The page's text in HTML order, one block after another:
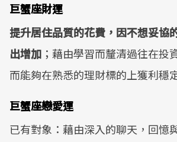
巨蟹座財運
提升居住品質的花費，因不想妥協
出增加 ；藉由學習而釐清過往在投
而能夠在熟悉的理財標的上獲利穩
巨蟹座戀愛運
已有對象：藉由深入的聊天，回憶